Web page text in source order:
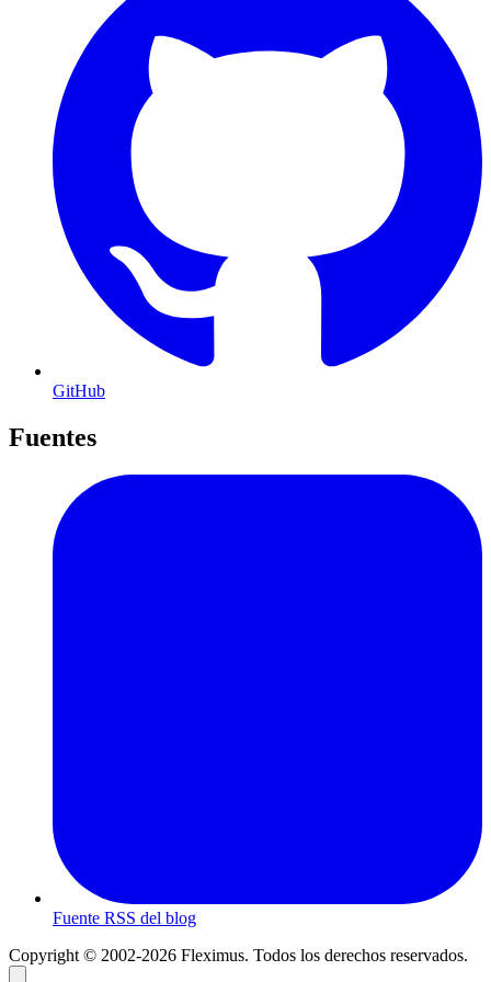
GitHub
Fuentes
Fuente RSS del blog
Copyright © 2002-2026 Fleximus. Todos los derechos reservados.